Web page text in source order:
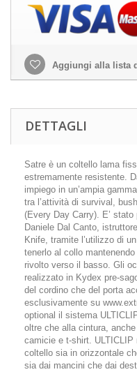
Aggiungi alla lista
DETTAGLI
Satre è un coltello lama
estremamente resistente.
impiego in un’ampia
tra l’attività di survival,
(Every Day Carry). E’
Daniele Dal Canto,
Knife, tramite l’utilizzo di
tenerlo al collo
rivolto verso il basso. Gli
realizzato in Kydex pre-
del cordino che del porta
esclusivamente su
optional il sistema
oltre che alla cintura,
camicie e t-shirt. ULTICLIP
coltello sia in orizzontale
sia dai mancini che dai